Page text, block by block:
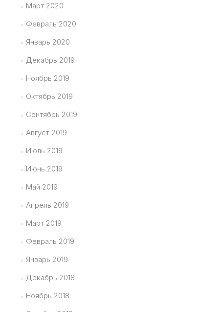
Март 2020
Февраль 2020
Январь 2020
Декабрь 2019
Ноябрь 2019
Октябрь 2019
Сентябрь 2019
Август 2019
Июль 2019
Июнь 2019
Май 2019
Апрель 2019
Март 2019
Февраль 2019
Январь 2019
Декабрь 2018
Ноябрь 2018